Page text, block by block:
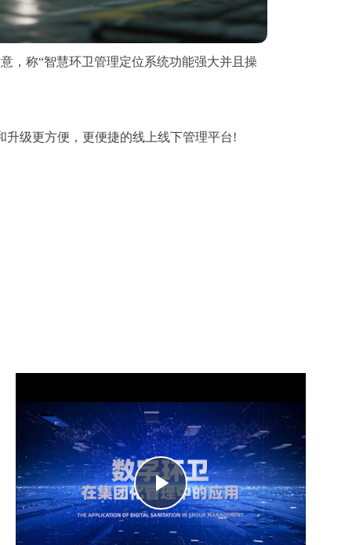
称“智慧环卫管理定位系统功能强大并且操
级更方便，更便捷的线上线下管理平台!
Play
Video